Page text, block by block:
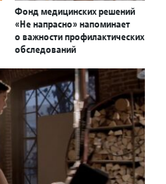
Фонд медицинских решений
«Не напрасно» напоминает
о важности профилактических
обследований